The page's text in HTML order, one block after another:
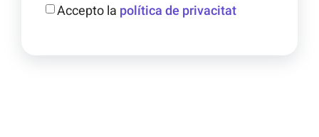
Accepto la política de privacitat